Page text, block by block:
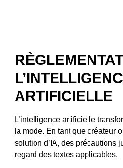
ARTIFICIELLE
L’intelligence artificielle
la mode. En tant que créateur
solution d’IA, des précautions
regard des textes applicables.